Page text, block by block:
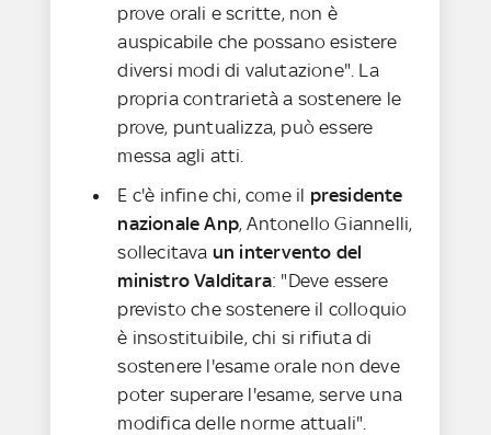
prove orali e scritte, non è
auspicabile che possano esistere
diversi modi di valutazione". La
propria contrarietà a sostenere le
prove, puntualizza, può essere
messa agli atti.
E c'è infine chi, come il presidente
nazionale Anp, Antonello Giannelli,
sollecitava un intervento del
ministro Valditara: "Deve essere
previsto che sostenere il colloquio
è insostituibile, chi si rifiuta di
sostenere l'esame orale non deve
poter superare l'esame, serve una
modifica delle norme attuali".